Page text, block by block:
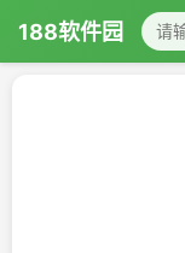
188软件园